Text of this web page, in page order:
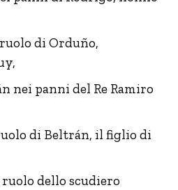
di Orduño,
nei panni del Re Ramiro
di Beltrán, il figlio di
dello scudiero